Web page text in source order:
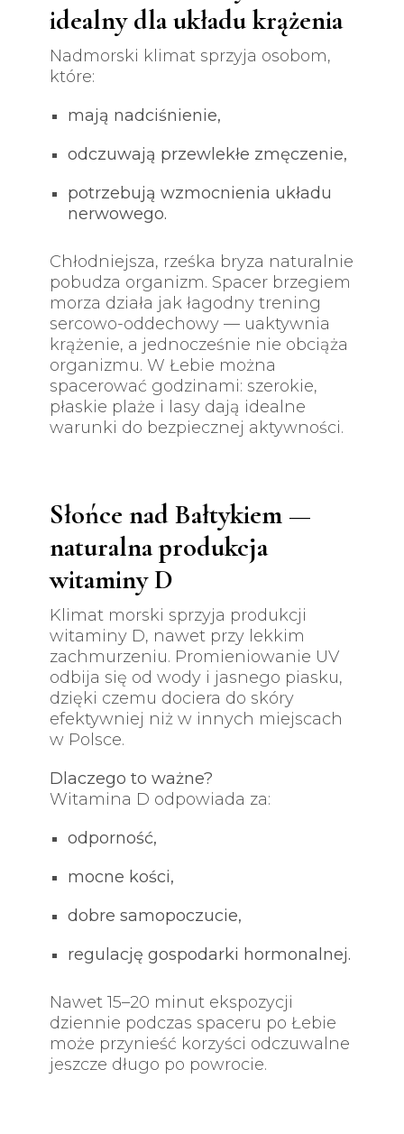
idealny dla układu krążenia
Nadmorski klimat sprzyja osobom,
które:
mają nadciśnienie,
odczuwają przewlekłe zmęczenie,
potrzebują wzmocnienia układu
nerwowego.
Chłodniejsza, rześka bryza naturalnie
pobudza organizm. Spacer brzegiem
morza działa jak łagodny trening
sercowo-oddechowy — uaktywnia
krążenie, a jednocześnie nie obciąża
organizmu. W Łebie można
spacerować godzinami: szerokie,
płaskie plaże i lasy dają idealne
warunki do bezpiecznej aktywności.
Słońce nad Bałtykiem —
naturalna produkcja
witaminy D
Klimat morski sprzyja produkcji
witaminy D, nawet przy lekkim
zachmurzeniu. Promieniowanie UV
odbija się od wody i jasnego piasku,
dzięki czemu dociera do skóry
efektywniej niż w innych miejscach
w Polsce.
Dlaczego to ważne?
Witamina D odpowiada za:
odporność,
mocne kości,
dobre samopoczucie,
regulację gospodarki hormonalnej.
Nawet 15–20 minut ekspozycji
dziennie podczas spaceru po Łebie
może przynieść korzyści odczuwalne
jeszcze długo po powrocie.